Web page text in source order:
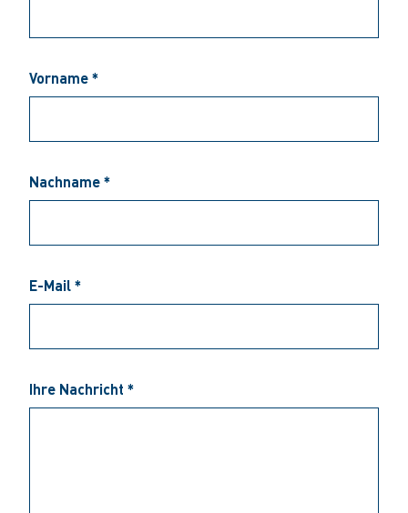
Vorname *
Nachname *
E-Mail *
Ihre Nachricht *